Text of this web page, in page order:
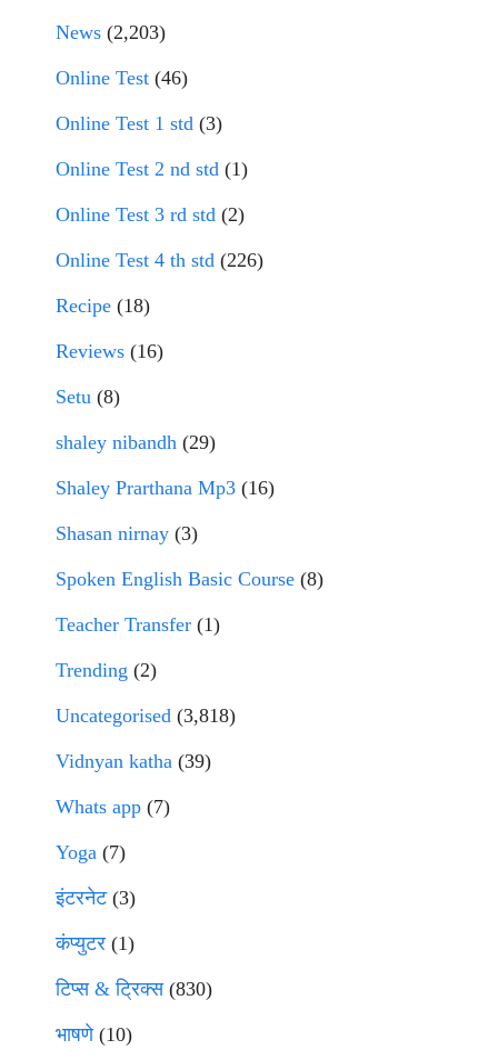
News (2,203)
Online Test (46)
Online Test 1 std (3)
Online Test 2 nd std (1)
Online Test 3 rd std (2)
Online Test 4 th std (226)
Recipe (18)
Reviews (16)
Setu (8)
shaley nibandh (29)
Shaley Prarthana Mp3 (16)
Shasan nirnay (3)
Spoken English Basic Course (8)
Teacher Transfer (1)
Trending (2)
Uncategorised (3,818)
Vidnyan katha (39)
Whats app (7)
Yoga (7)
इंटरनेट(3)
कंप्युटर (1)
टिप्स & ट्रिक्स(830)
भाषणे(10)